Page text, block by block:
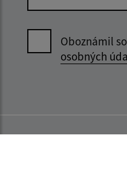
Oboznámil
osobných